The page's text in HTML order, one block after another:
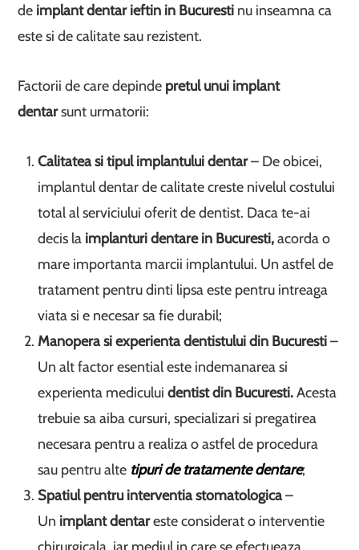
de implant dentar ieftin in Bucuresti nu inseamna ca
este si de calitate sau rezistent.
Factorii de care depinde pretul unui implant
dentarsunt urmatorii:
Calitatea si tipul implantului dentar– De obicei,
implantul dentar de calitate creste nivelul costului
total al serviciului oferit de dentist. Daca te-ai
decis la implanturi dentare in Bucuresti,acorda o
mare importanta marcii implantului. Un astfel de
tratament pentru dinti lipsa este pentru intreaga
viata si e necesar sa fie durabil;
Manopera si experienta dentistului din Bucuresti–
Un alt factor esential este indemanarea si
experienta mediculuidentist din Bucuresti.Acesta
trebuie sa aiba cursuri, specializari si pregatirea
necesara pentru a realiza o astfel de procedura
sau pentru alte tipuri de tratamente dentare;
Spatiul pentru interventia stomatologica–
Un implant dentareste considerat o interventie